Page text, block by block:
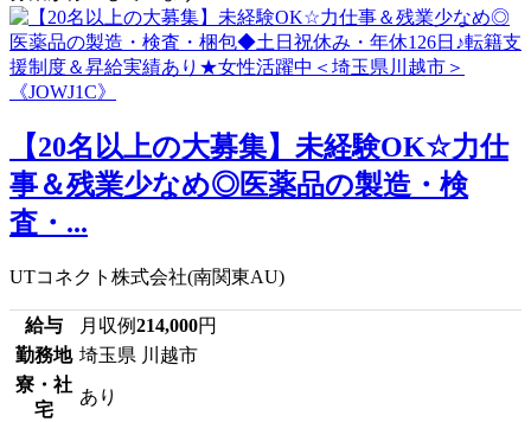
【20名以上の大募集】未経験OK☆力仕
事＆残業少なめ◎医薬品の製造・検
査・...
UTコネクト株式会社(南関東AU)
給与 月収例214,000円
勤務地 埼玉県 川越市
寮・社
宅
あり